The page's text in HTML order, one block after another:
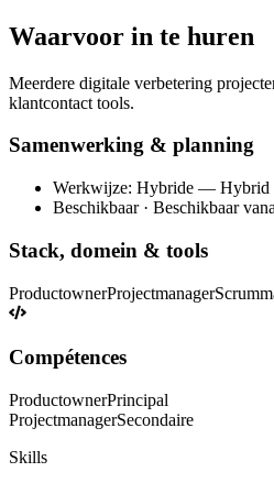
Waarvoor in te huren
Meerdere digitale verbetering
klantcontact tools.
Samenwerking & planning
Werkwijze: Hybride — Hybrid
Beschikbaar · Beschikbaar
Stack, domein & tools
ProductownerProjectmanager
Compétences
ProductownerPrincipal
ProjectmanagerSecondaire
Skills